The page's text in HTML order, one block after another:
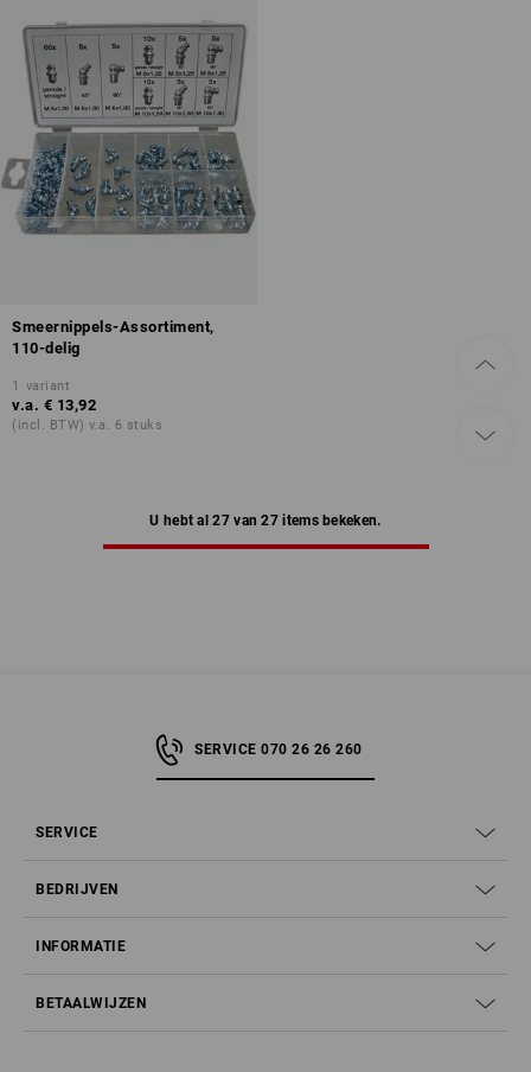
Smeernippels-Assortiment,
110-delig
1 variant
v.a. € 13,92
(incl. BTW) v.a. 6 stuks
U hebt al 27 van 27 items bekeken.
SERVICE 070 26 26 260
SERVICE
BEDRIJVEN
INFORMATIE
BETAALWIJZEN